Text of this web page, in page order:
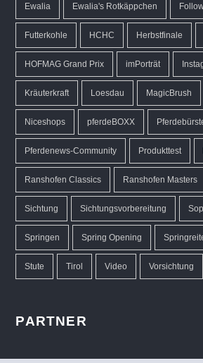
Ewalia Ewalia's Rotkäppchen
Futterkohle HCHC Herbstfinale
HOFMAG Grand Prix imPorträt
Kräuterkraft Loesdau MagicBrush
Niceshops pferdeBOXX
Pferdenews-Community Produkttest
Ranshofen Classics Ranshofen Masters
Sichtung Sichtungsvorbereitung
Springen Spring Opening
Stute Tirol Video Vorsichtung
PARTNER